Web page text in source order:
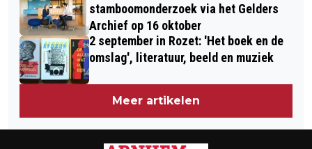
stamboomonderzoek via het Gelders
Archief op 16 oktober
2 september in Rozet: 'Het boek en de
omslag', literatuur, beeld en muziek
Meer artikelen